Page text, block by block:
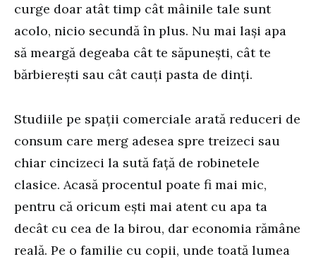
curge doar atât timp cât mâinile tale sunt
acolo, nicio secundă în plus. Nu mai lași apa
să meargă degeaba cât te săpunești, cât te
bărbierești sau cât cauți pasta de dinți.
Studiile pe spații comerciale arată reduceri de
consum care merg adesea spre treizeci sau
chiar cincizeci la sută față de robinetele
clasice. Acasă procentul poate fi mai mic,
pentru că oricum ești mai atent cu apa ta
decât cu cea de la birou, dar economia rămâne
reală. Pe o familie cu copii, unde toată lumea